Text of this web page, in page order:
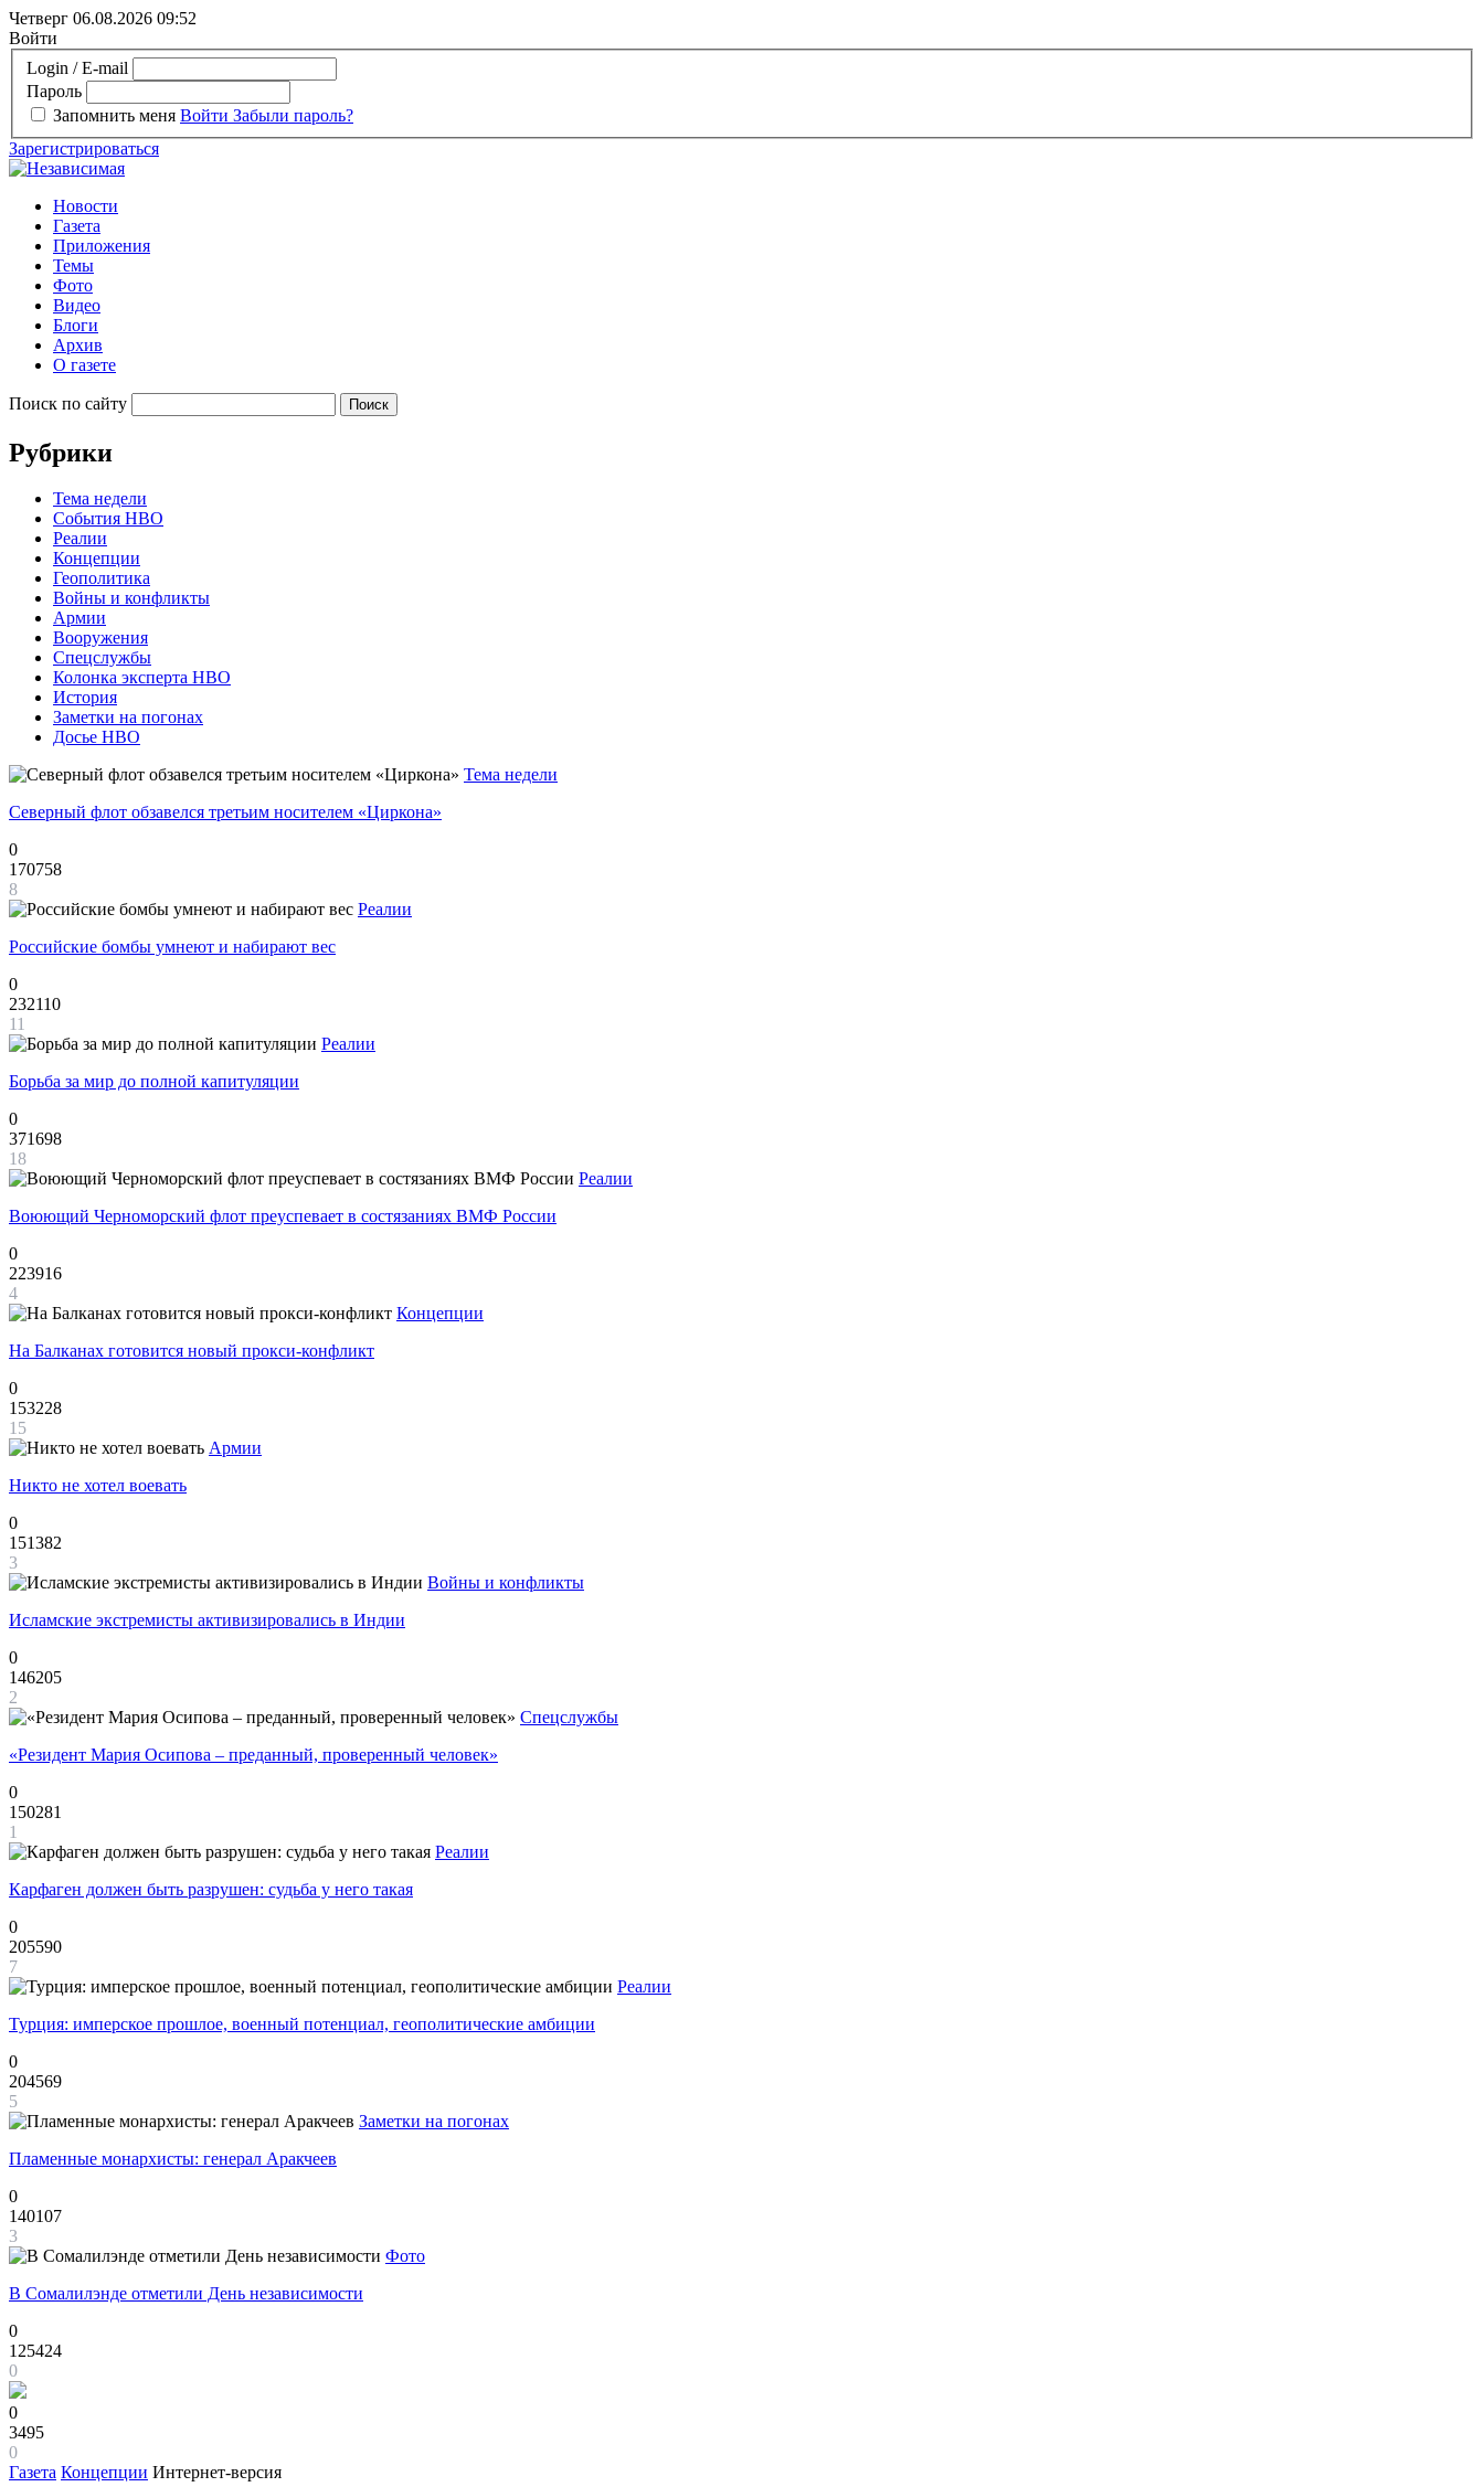
Четверг 06.08.2026 09:52
Войти
Login / E-mail
Пароль
Запомнить меня Войти Забыли пароль?
Зарегистрироваться
Новости
Газета
Приложения
Темы
Фото
Видео
Блоги
Архив
О газете
Поиск по сайту
Рубрики
Тема недели
События НВО
Реалии
Концепции
Геополитика
Войны и конфликты
Армии
Вооружения
Спецслужбы
Колонка эксперта НВО
История
Заметки на погонах
Досье НВО
Тема недели
Северный флот обзавелся третьим носителем «Циркона»
0
170758
8
Реалии
Российские бомбы умнеют и набирают вес
0
232110
11
Реалии
Борьба за мир до полной капитуляции
0
371698
18
Реалии
Воюющий Черноморский флот преуспевает в состязаниях ВМФ России
0
223916
4
Концепции
На Балканах готовится новый прокси-конфликт
0
153228
15
Армии
Никто не хотел воевать
0
151382
3
Войны и конфликты
Исламские экстремисты активизировались в Индии
0
146205
2
Спецслужбы
«Резидент Мария Осипова – преданный, проверенный человек»
0
150281
1
Реалии
Карфаген должен быть разрушен: судьба у него такая
0
205590
7
Реалии
Турция: имперское прошлое, военный потенциал, геополитические амбиции
0
204569
5
Заметки на погонах
Пламенные монархисты: генерал Аракчеев
0
140107
3
Фото
В Сомалилэнде отметили День независимости
0
125424
0
0
3495
0
Газета Концепции Интернет-версия